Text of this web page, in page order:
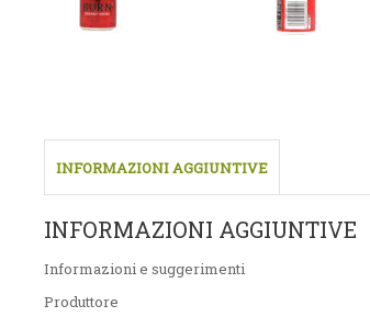
INFORMAZIONI AGGIUNTIVE
INFORMAZIONI AGGIUNTIVE
Informazioni e suggerimenti
Produttore